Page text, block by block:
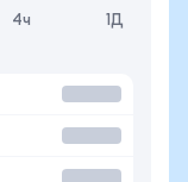
4ч 1Д